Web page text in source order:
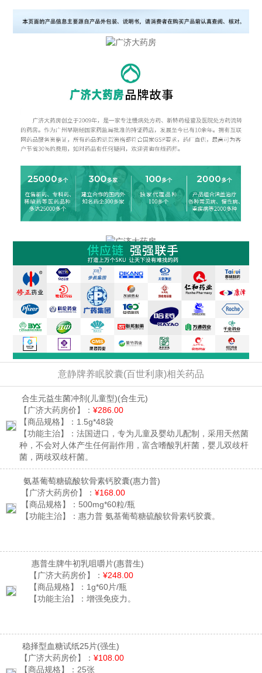
意静牌养眠胶囊(百世利康)相关药品
合生元益生菌冲剂(儿童型)(合生元)
【广济大药房价】： ¥286.00
【商品规格】： 1.5g*48袋
【功能主治】： 法国进口，专为儿童及婴幼儿配制，采用天然菌
种，不会对人体产生任何副作用，富含嗜酸乳杆菌，婴儿双歧杆
菌，两歧双歧杆菌。
氨基葡萄糖硫酸软骨素钙胶囊(惠力普)
【广济大药房价】： ¥168.00
【商品规格】： 500mg*60粒/瓶
【功能主治】： 惠力普 氨基葡萄糖硫酸软骨素钙胶囊。
惠普生牌牛初乳咀嚼片(惠普生)
【广济大药房价】： ¥248.00
【商品规格】： 1g*60片/瓶
【功能主治】： 增强免疫力。
稳择型血糖试纸25片(强生)
【广济大药房价】： ¥108.00
【商品规格】： 25张